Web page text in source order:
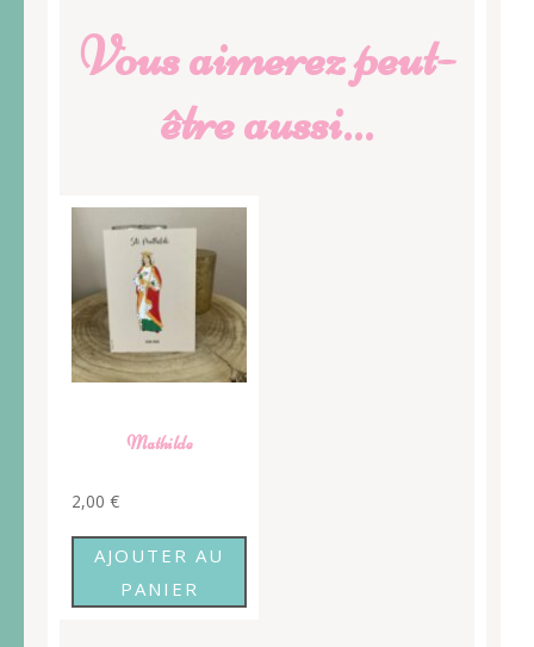
Vous aimerez peut-
être aussi…
Mathilde
2,00 €
AJOUTER AU
PANIER